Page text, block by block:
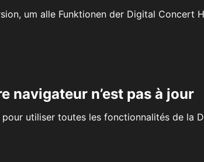
um alle Funktionen der Digital Concert
navigateur n’est pas à jour
utiliser toutes les fonctionnalités de la